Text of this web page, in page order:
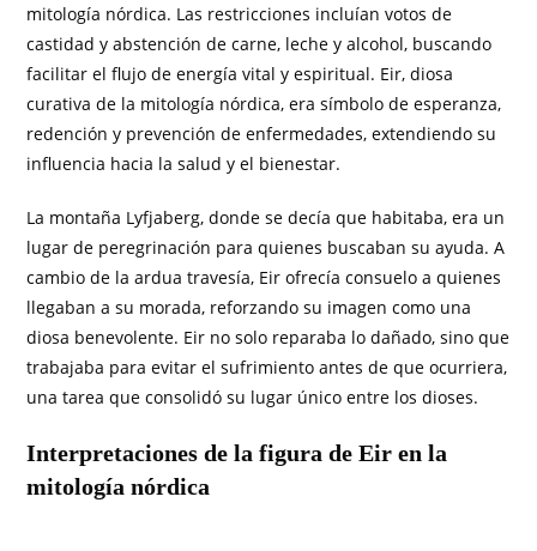
mitología nórdica. Las restricciones incluían votos de
castidad y abstención de carne, leche y alcohol, buscando
facilitar el flujo de energía vital y espiritual. Eir, diosa
curativa de la mitología nórdica, era símbolo de esperanza,
redención y prevención de enfermedades, extendiendo su
influencia hacia la salud y el bienestar.
La montaña Lyfjaberg, donde se decía que habitaba, era un
lugar de peregrinación para quienes buscaban su ayuda. A
cambio de la ardua travesía, Eir ofrecía consuelo a quienes
llegaban a su morada, reforzando su imagen como una
diosa benevolente. Eir no solo reparaba lo dañado, sino que
trabajaba para evitar el sufrimiento antes de que ocurriera,
una tarea que consolidó su lugar único entre los dioses.
Interpretaciones de la figura de Eir en la
mitología nórdica